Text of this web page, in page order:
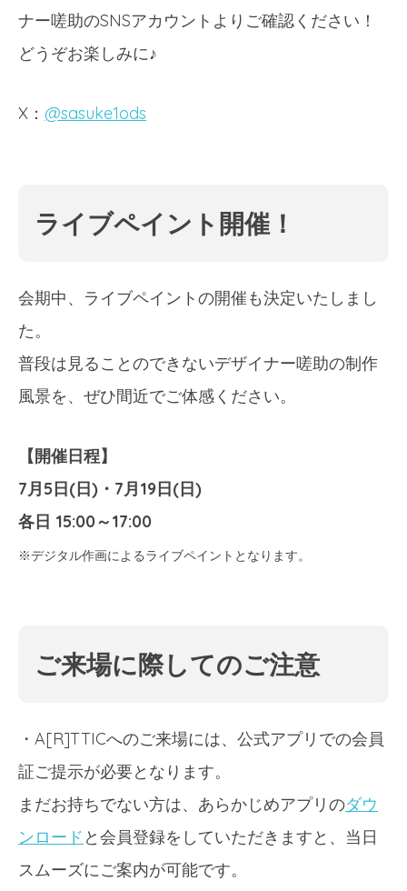
ナー嗟助のSNSアカウントよりご確認ください！
どうぞお楽しみに♪
X： @sasuke1ods
ライブペイント開催！
会期中、ライブペイントの開催も決定いたしまし
た。
普段は見ることのできないデザイナー嗟助の制作
風景を、ぜひ間近でご体感ください。
【開催日程】
7月5日(日)・7月19日(日)
各日 15:00～17:00
※デジタル作画によるライブペイントとなります。
ご来場に際してのご注意
・A[R]TTICへのご来場には、公式アプリでの会員
証ご提示が必要となります。
まだお持ちでない方は、あらかじめアプリのダウ
ンロード と会員登録をしていただきますと、当日
スムーズにご案内が可能です。